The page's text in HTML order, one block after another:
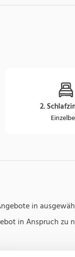
2.
in
in Anspruch zu